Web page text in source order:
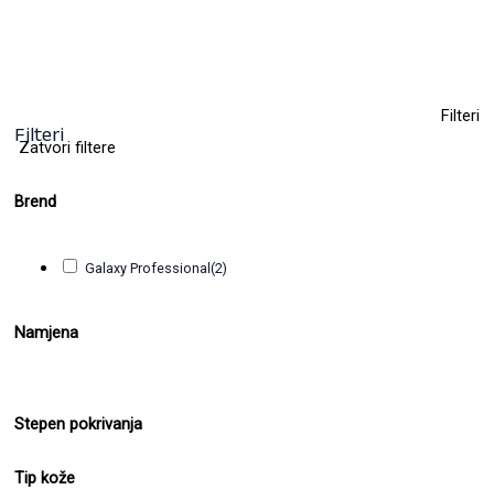
Filteri
Filteri
Zatvori filtere
Brend
Galaxy Professional (2)
Namjena
Stepen pokrivanja
Tip kože